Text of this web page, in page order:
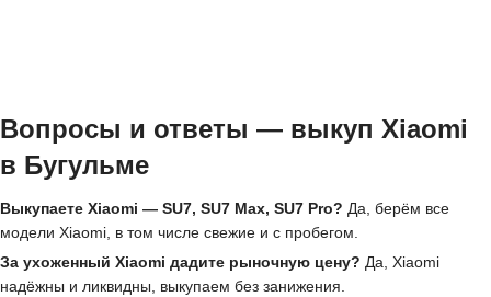
Вопросы и ответы — выкуп Xiaomi
в Бугульме
Выкупаете Xiaomi — SU7, SU7 Max, SU7 Pro? Да, берём все
модели Xiaomi, в том числе свежие и с пробегом.
За ухоженный Xiaomi дадите рыночную цену? Да, Xiaomi
надёжны и ликвидны, выкупаем без занижения.